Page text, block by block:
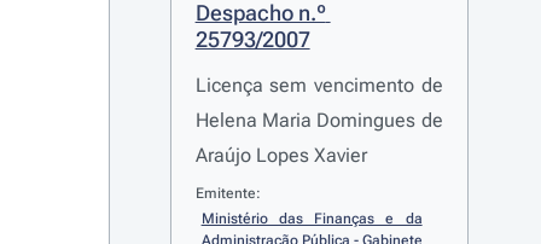
Despacho n.º
25793/2007
Licença sem vencimento de
Helena Maria Domingues de
Araújo Lopes Xavier
Emitente:
Ministério das Finanças e da
Administração Pública - Gabinete